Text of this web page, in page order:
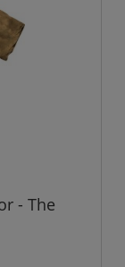
- The